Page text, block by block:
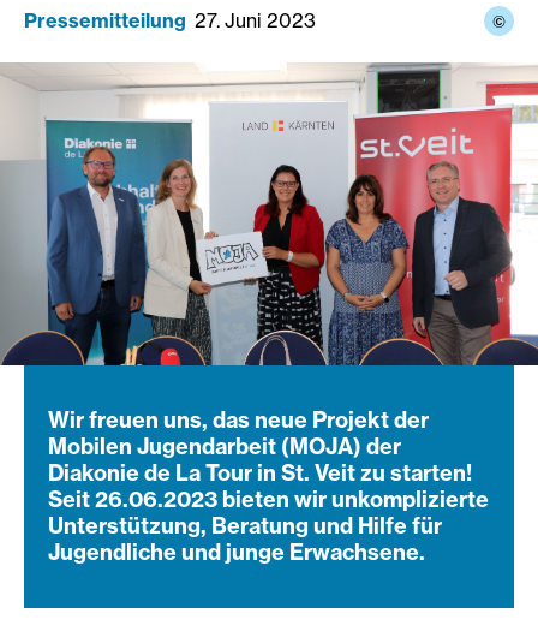
Pressemitteilung 27. Juni 2023 ©
Wir freuen uns, das neue Projekt der
Mobilen Jugendarbeit (MOJA) der
Diakonie de La Tour in St. Veit zu starten!
Seit 26.06.2023 bieten wir unkomplizierte
Unterstützung, Beratung und Hilfe für
Jugendliche und junge Erwachsene.